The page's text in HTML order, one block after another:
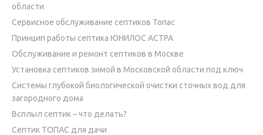
области
Сервисное обслуживание септиков Топас
Принцип работы септика ЮНИЛОС АСТРА
Обслуживание и ремонт септиков в Москве
Установка септиков зимой в Московской области под ключ
Системы глубокой биологической очистки сточных вод для
загородного дома
Всплыл септик – что делать?
Септик ТОПАС для дачи